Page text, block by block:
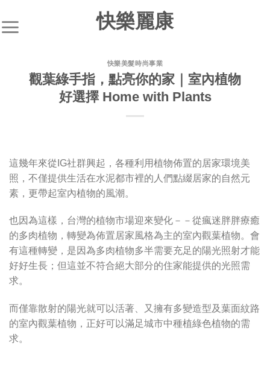
快樂麗康
快樂美髮時尚事業
觀葉綠手指，點亮你的家｜室內植物
好選擇 Home with Plants
這幾年來從IG社群興起，各種利用植物佈置的居家環境美
照，不僅提供生活在水泥都市裡的人們點綴居家的自然元
素，更帶起室內植物的風潮。
也因為這樣，台灣的植物市場迎來變化－－從瘋迷胖胖療癒
的多肉植物，轉變為佈置居家風格為主的室內觀葉植物。會
有這種轉變，是因為多肉植物多半需要充足的陽光照射才能
好好生長；但這並不符合絕大部分的住家能提供的光照需
求。
而僅靠散射的陽光就可以活著、又擁有多變造型及葉面紋路
的室內觀葉植物，正好可以滿足城市中種植綠色植物的需
求。